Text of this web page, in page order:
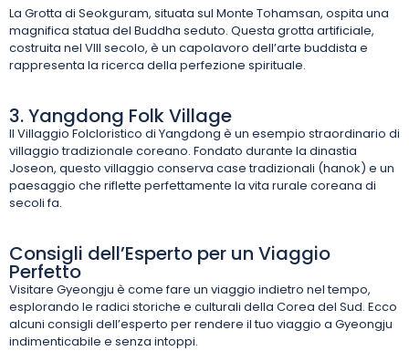
La Grotta di Seokguram, situata sul Monte Tohamsan, ospita una
magnifica statua del Buddha seduto. Questa grotta artificiale,
costruita nel VIII secolo, è un capolavoro dell’arte buddista e
rappresenta la ricerca della perfezione spirituale.
3. Yangdong Folk Village
Il Villaggio Folcloristico di Yangdong è un esempio straordinario di
villaggio tradizionale coreano. Fondato durante la dinastia
Joseon, questo villaggio conserva case tradizionali (hanok) e un
paesaggio che riflette perfettamente la vita rurale coreana di
secoli fa.
Consigli dell’Esperto per un Viaggio
Perfetto
Visitare Gyeongju è come fare un viaggio indietro nel tempo,
esplorando le radici storiche e culturali della Corea del Sud. Ecco
alcuni consigli dell’esperto per rendere il tuo viaggio a Gyeongju
indimenticabile e senza intoppi.